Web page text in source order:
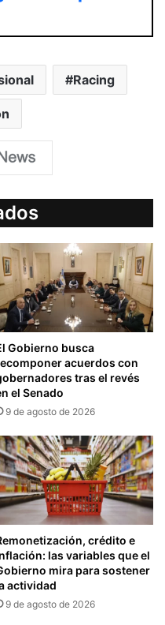
Racing
Gobierno busca
acuerdos con
tras el revés
el Senado
9 de agosto de 2026
crédito e
las variables que el
mira para sostener
actividad
9 de agosto de 2026